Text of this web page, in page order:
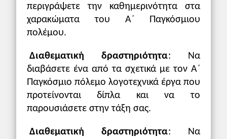
περιγράψετε την καθημερινότητα στα
χαρακώματα του Α΄ Παγκόσμιου
πολέμου.
Διαθεματική δραστηριότητα: Να
διαβάσετε ένα από τα σχετικά με τον Α΄
Παγκόσμιο πόλεμο λογοτεχνικά έργα που
προτείνονται δίπλα και να το
παρουσιάσετε στην τάξη σας.
Διαθεματική δραστηριότητα: Να